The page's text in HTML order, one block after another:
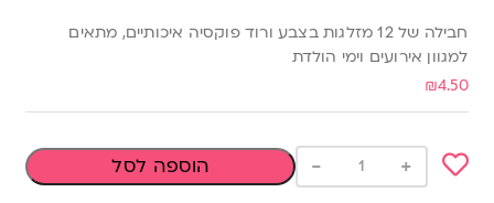
חבילה של 12 מזלגות בצבע ורוד פוקסיה איכותיים, מתאים
למגוון אירועים וימי הולדת
₪4.50
+
- הוספה לסל